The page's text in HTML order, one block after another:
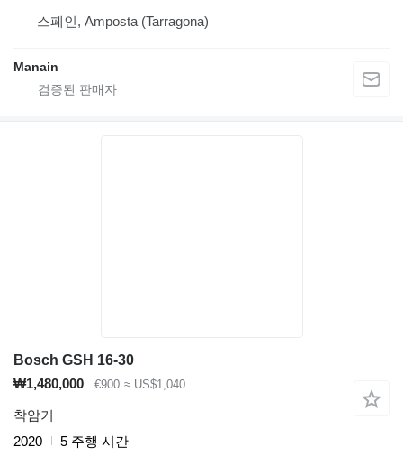
스페인, Amposta (Tarragona)
Manain
Bosch GSH 16-30
₩1,480,000
€900 ≈ US$1,040
착암기
2020
5 주행 시간